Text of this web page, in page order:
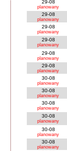
29-08
planowany
29-08
planowany
29-08
planowany
29-08
planowany
29-08
planowany
29-08
planowany
30-08
planowany
30-08
planowany
30-08
planowany
30-08
planowany
30-08
planowany
30-08
planowany